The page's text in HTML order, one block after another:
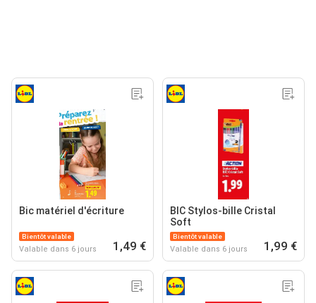
Bic matériel d'écriture
Bientôt valable
Valable dans 6 jours 1,49 €
BIC Stylos-bille Cristal
Soft
Bientôt valable
Valable dans 6 jours 1,99 €